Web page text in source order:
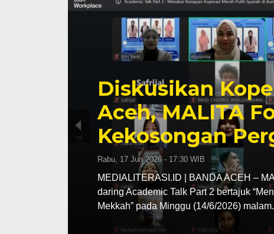
Diskusikan
Aceh, MALITA
Kekosongan
Rabu, 17 Jun 2026 - 17:30 WIB
MEDIALITERASI.ID | BANDA ACEH –
daring Academic Talk Part 2 bertajuk
Mekkah” pada Minggu (14/6/2026) malam.